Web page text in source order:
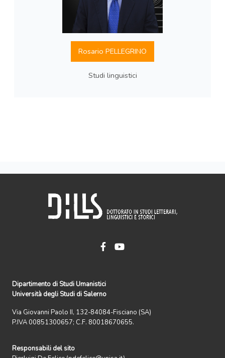
Rosario PELLEGRINO
Studi linguistici
Dipartimento di Studi Umanistici
Università degli Studi di Salerno
Via Giovanni Paolo II, 132-84084-Fisciano (SA)
P.IVA 00851300657; C.F. 80018670655.
Responsabili del sito